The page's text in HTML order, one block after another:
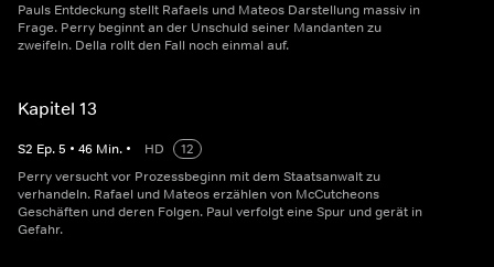
Pauls Entdeckung stellt Rafaels und Mateos Darstellung massiv in
Frage. Perry beginnt an der Unschuld seiner Mandanten zu
zweifeln. Della rollt den Fall noch einmal auf.
Kapitel 13
S2 Ep.5 • 46 Min. • HD
12
Perry versucht vor Prozessbeginn mit dem Staatsanwalt zu
verhandeln. Rafael und Mateos erzählen von McCutcheons
Geschäften und deren Folgen. Paul verfolgt eine Spur und gerät in
Gefahr.